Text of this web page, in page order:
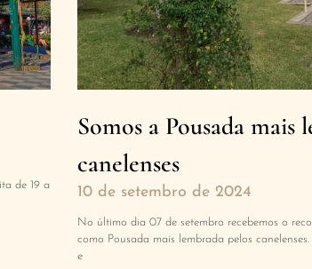
de 19 a
Somos a Pousada mais
canelenses
10 de setembro de 2024
No último dia 07 de setembro recebemos o
como Pousada mais lembrada pelos
e